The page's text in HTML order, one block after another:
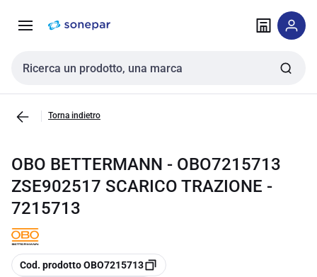
navigazione alla
Cerca input
Torna indietro
OBO BETTERMANN - OBO7215713
ZSE902517 SCARICO TRAZIONE -
7215713
copia
Cod. prodotto OBO7215713